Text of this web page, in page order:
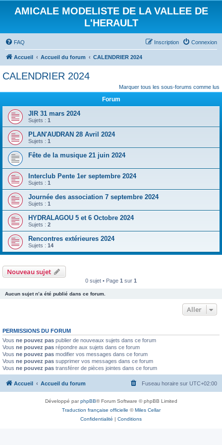
AMICALE MODELISTE DE LA VALLEE DE
L'HERAULT
FAQ Connexion
Inscription
Accueil Accueil du forum CALENDRIER 2024
CALENDRIER 2024
Marquer tous les sous-forums comme lus
Forum
JIR 31 mars 2024
Sujets : 1
PLAN'AUDRAN 28 Avril 2024
Sujets : 1
Fête de la musique 21 juin 2024
Interclub Pente 1er septembre 2024
Sujets : 1
Journée des association 7 septembre 2024
Sujets : 1
HYDRALAGOU 5 et 6 Octobre 2024
Sujets : 2
Rencontres extérieures 2024
Sujets : 14
Nouveau sujet
0 sujet • Page 1 sur 1
Aucun sujet n’a été publié dans ce forum.
Aller
PERMISSIONS DU FORUM
Vous ne pouvez pas publier de nouveaux sujets dans ce forum
Vous ne pouvez pas répondre aux sujets dans ce forum
Vous ne pouvez pas modifier vos messages dans ce forum
Vous ne pouvez pas supprimer vos messages dans ce forum
Vous ne pouvez pas transférer de pièces jointes dans ce forum
Accueil Accueil du forum Fuseau horaire sur UTC+02:00
Développé parphpBB® Forum Software © phpBB Limited
Traduction française officielle ©Miles Cellar
Confidentialité | Conditions